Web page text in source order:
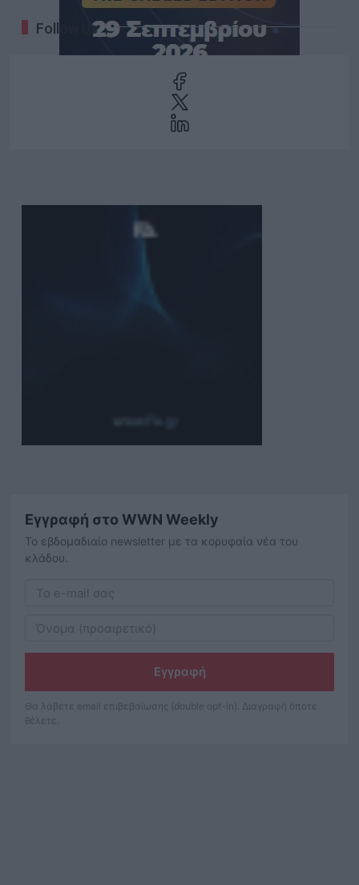
Follow Us
Εγγραφή στο WWN Weekly
Το εβδομαδιαίο newsletter με τα κορυφαία νέα του
κλάδου.
Εγγραφή
Θα λάβετε email επιβεβαίωσης (double opt-in). Διαγραφή όποτε
θέλετε.